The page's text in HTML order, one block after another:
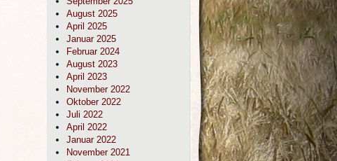
August 2025
April 2025
Januar 2025
Februar 2024
August 2023
April 2023
November 2022
Oktober 2022
Juli 2022
April 2022
Januar 2022
November 2021